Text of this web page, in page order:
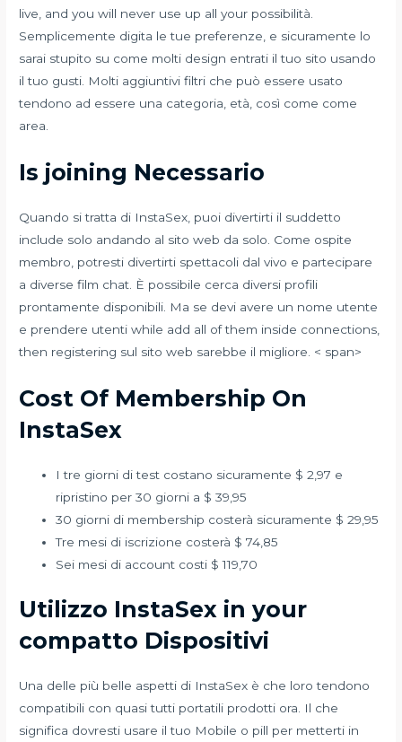
live, and you will never use up all your possibilità.
Semplicemente digita le tue preferenze, e sicuramente lo
sarai stupito su come molti design entrati il tuo sito usando
il tuo gusti. Molti aggiuntivi filtri che può essere usato
tendono ad essere una categoria, età, così come come
area.
Is joining Necessario
Quando si tratta di InstaSex, puoi divertirti il suddetto
include solo andando al sito web da solo. Come ospite
membro, potresti divertirti spettacoli dal vivo e partecipare
a diverse film chat. È possibile cerca diversi profili
prontamente disponibili. Ma se devi avere un nome utente
e prendere utenti while add all of them inside connections,
then registering sul sito web sarebbe il migliore. < span>
Cost Of Membership On
InstaSex
I tre giorni di test costano sicuramente $ 2,97 e
ripristino per 30 giorni a $ 39,95
30 giorni di membership costerà sicuramente $ 29,95
Tre mesi di iscrizione costerà $ 74,85
Sei mesi di account costi $ 119,70
Utilizzo InstaSex in your
compatto Dispositivi
Una delle più belle aspetti di InstaSex è che loro tendono
compatibili con quasi tutti portatili prodotti ora. Il che
significa dovresti usare il tuo Mobile o pill per metterti in